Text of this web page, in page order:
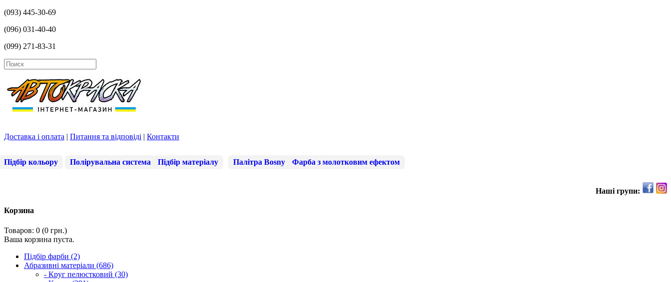
(093) 445-30-69
(096) 031-40-40
(099) 271-83-31
Доставка і оплата | Питання та відповіді | Контакти
Підбір кольору Полірувальна система Підбір матеріалу Палітра Bosny Фарба з молотковим ефектом
Наші групи:
Корзина
Товаров: 0 (0 грн.)
Ваша корзина пуста.
Підбір фарби (2)
Абразивні матеріали (686)
- Круг пелюстковий (30)